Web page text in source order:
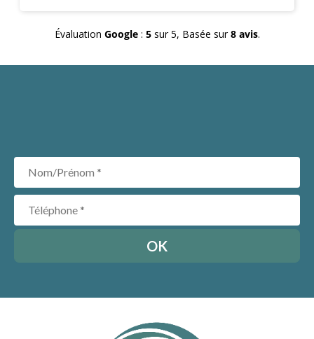
l'écoute et qui vous conseil selon vos besoins et non
maintenance en cas de question est top et réactive
Évaluation Google: 5sur 5, Basée sur8 avis.